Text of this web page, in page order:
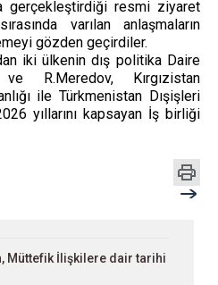
gerçekleştirdiği resmi ziyaret
varılan anlaşmaların
gözden geçirdiler.
iki ülkenin dış politika Daire
ve R.Meredov, Kırgızistan
ile Türkmenistan Dışişleri
yıllarını kapsayan İş birliği
Müttefik İlişkilere dair tarihi